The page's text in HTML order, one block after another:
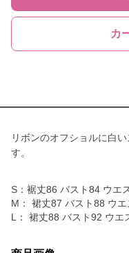
カ
リボンのオフショルに白
す。
S：裾丈86 バスト84 ウエ
M： 裙丈87 バスト88 ウ
L： 裙丈88 バスト92 ウエ